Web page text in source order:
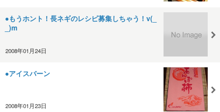
●もうホント！長ネギのレシピ募集しちゃう！v(_
_)m
2008年01月24日
●アイスバーン
2008年01月23日